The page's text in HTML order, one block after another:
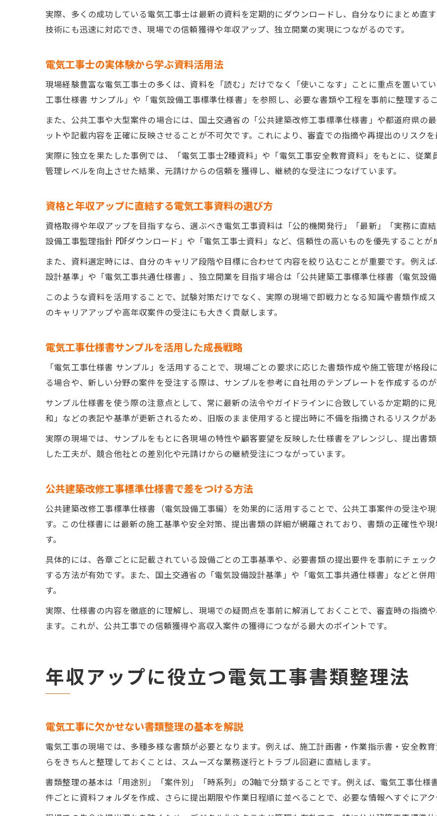
資料を制す者が電気工事を制する理由
電気工事仕様書の理解が成功を左右する
電気工事資格取得に欠かせない資料の使い方
難関電気工事士資格合格の資料活用術
電気設備工事監理指針を資格取得に生かす
公共工事受注を目指すなら押さえたい電気工事資料
公共工事受注で活躍する電気工事資料の種類
公共建築改修工事標準仕様書の必須ポイント
電気工事資料を提出ミスなく揃える方法
国土交通省基準対応の電気工事資料整理術
公共案件で信頼を得る電気工事仕様書の使い方
実際、多くの成功している電気工事士は最新の資料を定期的にダウンロードし、自分なりにまとめ直
技術にも迅速に対応でき、現場での信頼獲得や年収アップ、独立開業の実現につながるのです。
電気工事士の実体験から学ぶ資料活用法
現場経験豊富な電気工事士の多くは、資料を「読む」だけでなく「使いこなす」ことに重点を置いて
工事仕様書 サンプル」や「電気設備工事標準仕様書」を参照し、必要な書類や工程を事前に整理する
また、公共工事や大型案件の場合には、国土交通省の「公共建築改修工事標準仕様書」や都道府県の
ットや記載内容を正確に反映させることが不可欠です。これにより、審査での指摘や再提出のリスクを
実際に独立を果たした事例では、「電気工事士2種資料」や「電気工事安全教育資料」をもとに、従
管理レベルを向上させた結果、元請けからの信頼を獲得し、継続的な受注につなげています。
資格と年収アップに直結する電気工事資料の選び方
資格取得や年収アップを目指すなら、選ぶべき電気工事資料は「公的機関発行」「最新」「実務に直
設備工事監理指針 PDFダウンロード」や「電気工事士資料」など、信頼性の高いものを優先することが
また、資料選定時には、自分のキャリア段階や目標に合わせて内容を絞り込むことが重要です。例え
設計基準」や「電気工事共通仕様書」、独立開業を目指す場合は「公共建築工事標準仕様書（電気設
このような資料を活用することで、試験対策だけでなく、実際の現場で即戦力となる知識や書類作成
のキャリアアップや高年収案件の受注にも大きく貢献します。
電気工事仕様書サンプルを活用した成長戦略
「電気工事仕様書 サンプル」を活用することで、現場ごとの要求に応じた書類作成や施工管理が格段
る場合や、新しい分野の案件を受注する際は、サンプルを参考に自社用のテンプレートを作成するのが
サンプル仕様書を使う際の注意点として、常に最新の法令やガイドラインに合致しているか定期的に
和」などの表記や基準が更新されるため、旧版のまま使用すると提出時に不備を指摘されるリスクがあ
実際の現場では、サンプルをもとに各現場の特性や顧客要望を反映した仕様書をアレンジし、提出書
した工夫が、競合他社との差別化や元請けからの継続受注につながっています。
公共建築改修工事標準仕様書で差をつける方法
公共建築改修工事標準仕様書（電気設備工事編）を効果的に活用することで、公共工事案件の受注や
す。この仕様書には最新の施工基準や安全対策、提出書類の詳細が網羅されており、書類の正確性や
す。
具体的には、各章ごとに記載されている設備ごとの工事基準や、必要書類の提出要件を事前にチェッ
する方法が有効です。また、国土交通省の「電気設備設計基準」や「電気工事共通仕様書」などと併
す。
実際、仕様書の内容を徹底的に理解し、現場での疑問点を事前に解消しておくことで、審査時の指摘
ます。これが、公共工事での信頼獲得や高収入案件の獲得につながる最大のポイントです。
年収アップに役立つ電気工事書類整理法
電気工事に欠かせない書類整理の基本を解説
電気工事の現場では、多種多様な書類が必要となります。例えば、施工計画書・作業指示書・安全教
らをきちんと整理しておくことは、スムーズな業務遂行とトラブル回避に直結します。
書類整理の基本は「用途別」「案件別」「時系列」の3軸で分類することです。例えば、電気工事仕
件ごとに資料フォルダを作成、さらに提出期限や作業日程順に並べることで、必要な情報へすぐにアク